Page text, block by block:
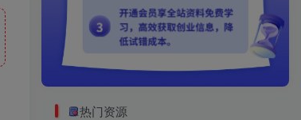
热门资源